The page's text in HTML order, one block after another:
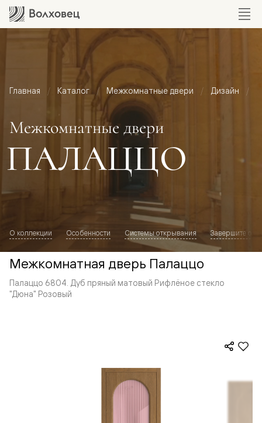
Главная Каталог Межкомнатные двери Дизайн
Межкомнатные двери
ПАЛАЦЦО
О коллекции Особенности Системы открывания Завершите
Межкомнатная дверь Палаццо
Палаццо 6804. Дуб пряный матовый Рифлёное стекло
"Дюна" Розовый